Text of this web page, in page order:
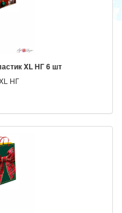
XL НГ 6 шт
НГ